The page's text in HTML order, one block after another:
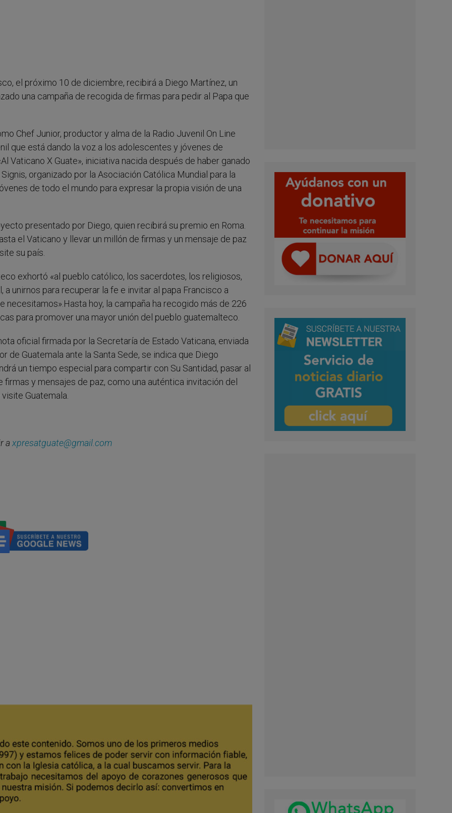
el próximo 10 de diciembre, recibirá a Diego Martínez, un
una campaña de recogida de firmas para pedir al Papa que
Chef Junior, productor y alma de la Radio Juvenil On Line
que está dando la voz a los adolescentes y jóvenes de
Vaticano X Guate», iniciativa nacida después de haber ganado
organizado por la Asociación Católica Mundial para la
de todo el mundo para expresar la propia visión de una
presentado por Diego, quien recibirá su premio en Roma.
el Vaticano y llevar un millón de firmas y un mensaje de paz
su país.
exhortó «al pueblo católico, los sacerdotes, los religiosos,
unirnos para recuperar la fe e invitar al papa Francisco a
necesitamos».Hasta hoy, la campaña ha recogido más de 226
para promover una mayor unión del pueblo guatemalteco.
oficial firmada por la Secretaría de Estado Vaticana, enviada
de Guatemala ante la Santa Sede, se indica que Diego
un tiempo especial para compartir con Su Santidad, pasar al
y mensajes de paz, como una auténtica invitación del
Guatemala.
a xpresatguate@gmail.com